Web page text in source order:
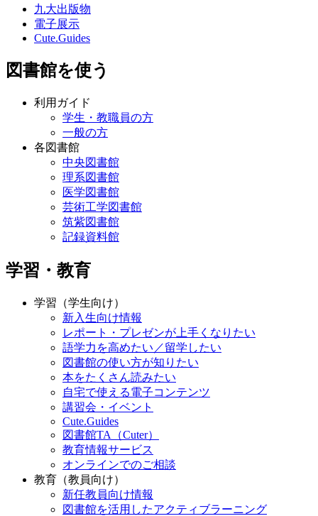
九大出版物
電子展示
Cute.Guides
図書館を使う
利用ガイド
学生・教職員の方
一般の方
各図書館
中央図書館
理系図書館
医学図書館
芸術工学図書館
筑紫図書館
記録資料館
学習・教育
学習（学生向け）
新入生向け情報
レポート・プレゼンが上手くなりたい
語学力を高めたい／留学したい
図書館の使い方が知りたい
本をたくさん読みたい
自宅で使える電子コンテンツ
講習会・イベント
Cute.Guides
図書館TA（Cuter）
教育情報サービス
オンラインでのご相談
教育（教員向け）
新任教員向け情報
図書館を活用したアクティブラーニング